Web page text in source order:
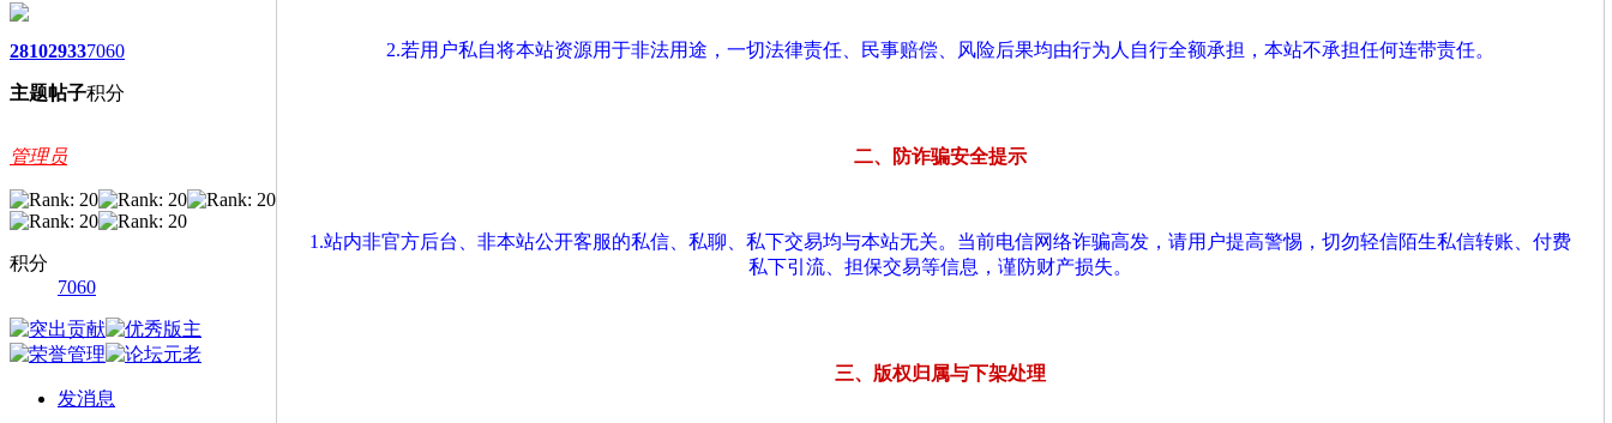
2810
主题
2933
帖子
7060
积分
管理员
积分
7060
发消息
2.若用户私自将本站资源用于非法用途，一切法律责任、民事赔偿、风险后果均由行为人自行全额承担，本站不承担任何连带责任。
二、防诈骗安全提示
1.站内非官方后台、非本站公开客服的私信、私聊、私下交易均与本站无关。当前电信网络诈骗高发，请用户提高警惕，切勿轻信陌生私信转账、付费
私下引流、担保交易等信息，谨防财产损失。
三、版权归属与下架处理